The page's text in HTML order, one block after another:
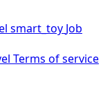
smart_toy Job
Terms of service